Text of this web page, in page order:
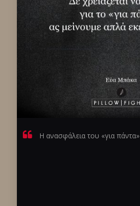
Η ανασφάλεια του «για πάντα»